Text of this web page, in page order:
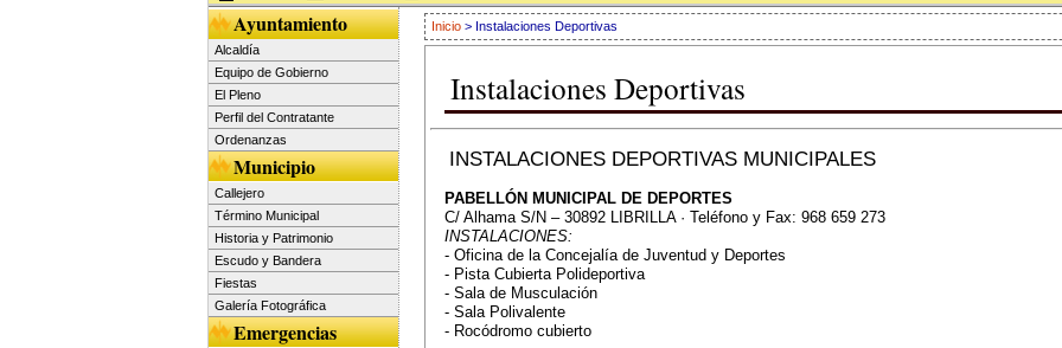
Ayuntamiento
Alcaldía
Equipo de Gobierno
El Pleno
Perfil del Contratante
Ordenanzas
Municipio
Callejero
Término Municipal
Historia y Patrimonio
Escudo y Bandera
Fiestas
Galería Fotográfica
Emergencias
Inicio > Instalaciones Deportivas
Instalaciones Deportivas
INSTALACIONES DEPORTIVAS MUNICIPALES
PABELLÓN MUNICIPAL DE DEPORTES
C/ Alhama S/N – 30892 LIBRILLA · Teléfono y Fax: 968 659 273
INSTALACIONES:
- Oficina de la Concejalía de Juventud y Deportes
- Pista Cubierta Polideportiva
- Sala de Musculación
- Sala Polivalente
- Rocódromo cubierto